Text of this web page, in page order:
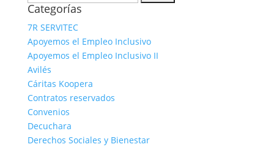
Categorías
7R SERVITEC
Apoyemos el Empleo Inclusivo
Apoyemos el Empleo Inclusivo II
Avilés
Cáritas Koopera
Contratos reservados
Convenios
Decuchara
Derechos Sociales y Bienestar